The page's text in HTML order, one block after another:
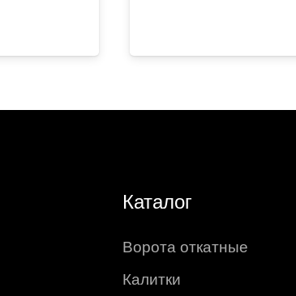
Каталог
Ворота откатные
Калитки